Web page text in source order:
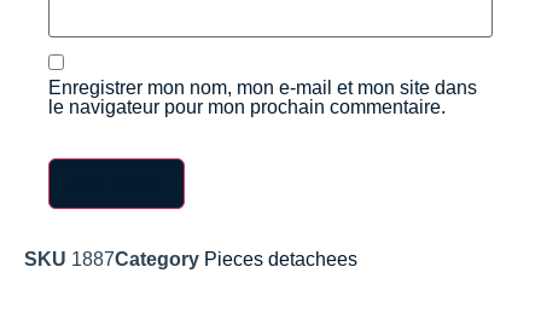
Enregistrer mon nom, mon e-mail et mon site dans
le navigateur pour mon prochain commentaire.
SKU 1887Category Pieces detachees